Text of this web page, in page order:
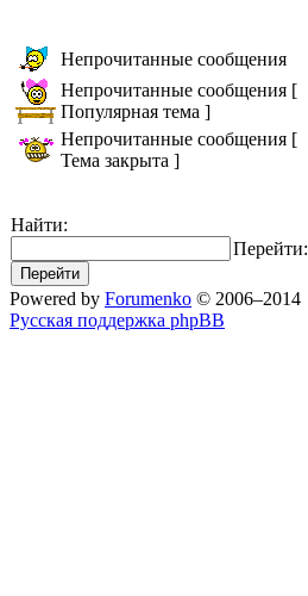
Непрочитанные сообщения
Непрочитанные сообщения [
Популярная тема ]
Непрочитанные сообщения [
Тема закрыта ]
Найти:
Перейти:
Powered by Forumenko © 2006–2014
Русская поддержка phpBB